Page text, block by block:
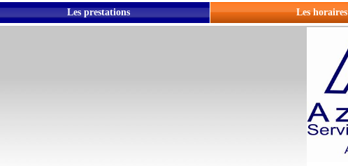
Les prestations Les horaires